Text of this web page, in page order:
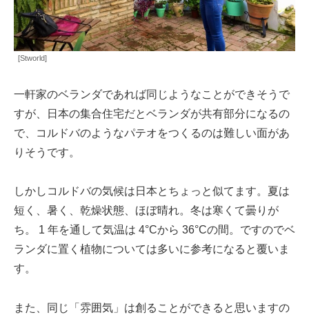
[Stworld]
一軒家のベランダであれば同じようなことができそうで
すが、日本の集合住宅だとベランダが共有部分になるの
で、コルドバのようなパテオをつくるのは難しい面があ
りそうです。
しかしコルドバの気候は日本とちょっと似てます。夏は
短く、暑く、乾燥状態、ほぼ晴れ。冬は寒くて曇りが
ち。 1 年を通して気温は 4°Cから 36°Cの間。ですのでベ
ランダに置く植物については多いに参考になると覆いま
す。
また、同じ「雰囲気」は創ることができると思いますの